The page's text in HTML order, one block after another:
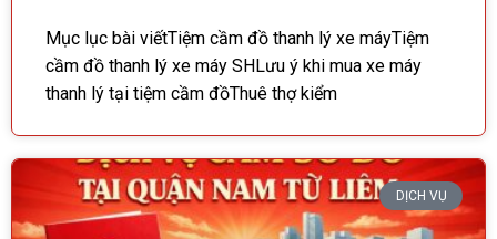
Mục lục bài viếtTiệm cầm đồ thanh lý xe máyTiệm
cầm đồ thanh lý xe máy SHLưu ý khi mua xe máy
thanh lý tại tiệm cầm đồThuê thợ kiểm
DỊCH VỤ